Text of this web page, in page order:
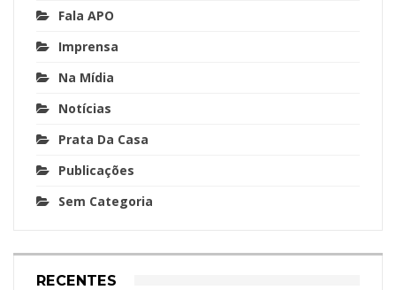
Fala APO
Imprensa
Na Mídia
Notícias
Prata Da Casa
Publicações
Sem Categoria
RECENTES